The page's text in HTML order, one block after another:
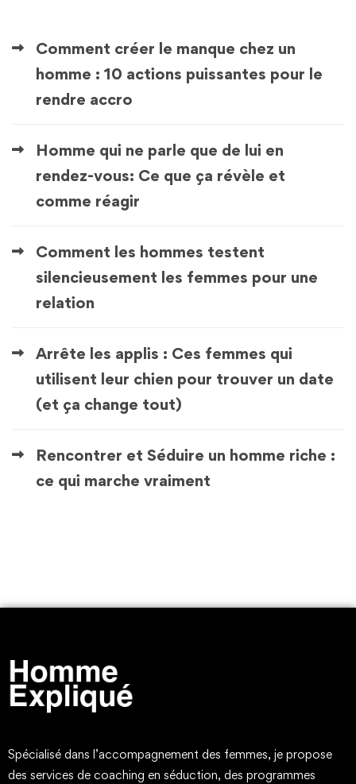
Comment créer le manque chez un
homme : 10 actions puissantes pour le
rendre accro
Homme qui ne parle que de lui en
rendez-vous: Ce que ça révèle et
comme réagir
Comment les hommes testent
silencieusement les femmes pour une
relation
Arrête les applis : Ces femmes qui
utilisent leur chien pour trouver un date
(et ça change tout)
Rencontrer et Séduire un homme riche :
ce qui marche vraiment
Spécialisé dans l’accompagnement des femmes, je propose
des services de coaching en séduction, des programmes